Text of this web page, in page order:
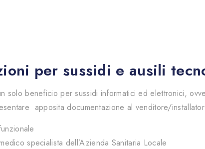
per sussidi e ausili
solo beneficio per sussidi informatici ed elettronici,
apposita documentazione al venditore/
specialista dell’Azienda Sanitaria Locale